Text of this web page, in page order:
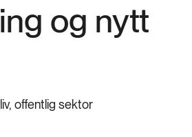
og nytt
offentlig sektor